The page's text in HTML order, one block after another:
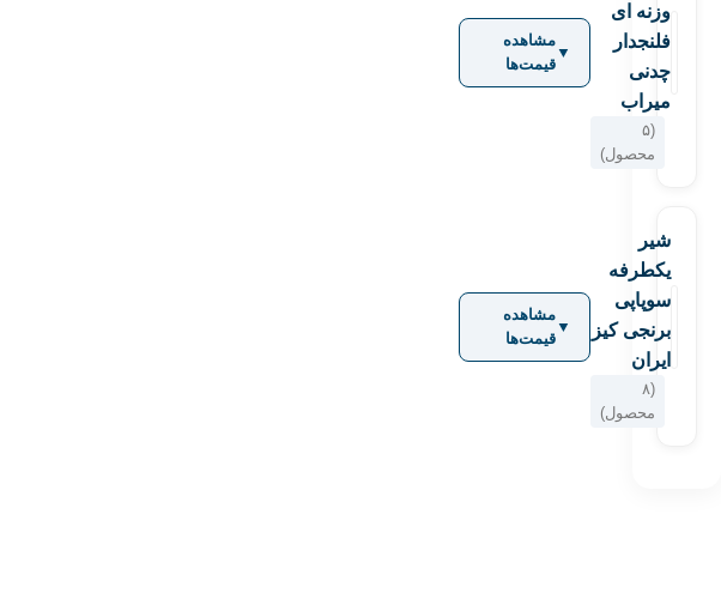
وزنه ای
فلنجدار
چدنی
ميراب
(۵
محصول)
▼
مشاهده
قیمت‌ها
شير
يكطرفه
سوپاپی
برنجی کیز
ایران
(۸
محصول)
▼
مشاهده
قیمت‌ها